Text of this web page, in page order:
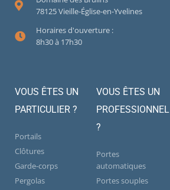
78125 Vieille-Église-en-Yvelines
Horaires d'ouverture :
8h30 à 17h30
VOUS ÊTES UN
PARTICULIER ?
Portails
Clôtures
Garde-corps
Pergolas
VOUS ÊTES UN
PROFESSIONNEL
?
Portes
automatiques
Portes souples